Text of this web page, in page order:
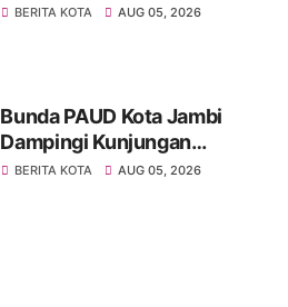
Forum Internasional IMT-GT
BERITA KOTA AUG 05, 2026
Bunda PAUD Kota Jambi
Dampingi Kunjungan
Kemendikdasmen, Perkuat
BERITA KOTA AUG 05, 2026